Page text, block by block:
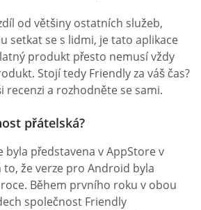
od většiny ostatních služeb,
setkat se s lidmi, je tato aplikace
produkt přesto nemusí vždy
Stojí tedy Friendly za váš čas?
recenzi a rozhodněte se sami.
přátelská?
byla představena v AppStore v
to, že verze pro Android byla
Během prvního roku v obou
společnost Friendly